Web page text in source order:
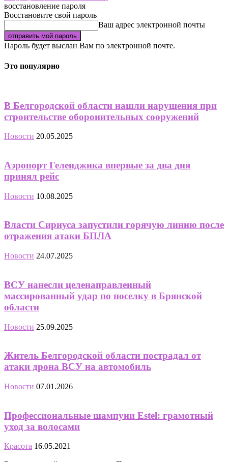
восстановление пароля
Восстановите свой пароль
Ваш адрес электронной почты
Пароль будет выслан Вам по электронной почте.
Это популярно
В Белгородской области нашли нарушения при
строительстве оборонительных сооружений
Новости 20.05.2025
Аэропорт Геленджика впервые за два дня
принял рейс
Новости 10.08.2025
Власти Сириуса запустили горячую линию после
отражения атаки БПЛА
Новости 24.07.2025
ВСУ нанесли целенаправленный
массированный удар по поселку в Брянской
области
Новости 25.09.2025
Житель Белгородской области пострадал от
атаки дрона ВСУ на автомобиль
Новости 07.01.2026
Профессиональные шампуни Estel: грамотный
уход за волосами
Красота 16.05.2021